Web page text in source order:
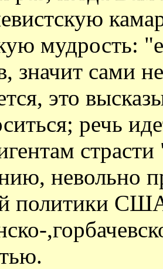
мудрость:
значит сами
это
речь
невольно
политики